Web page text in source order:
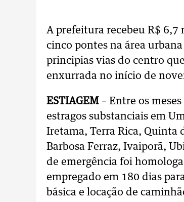
A prefeitura recebeu R$ 6,7
cinco pontes na área
principias vias do centro
enxurrada no início de
ESTIAGEM – Entre os
estragos substanciais em
Iretama, Terra Rica, Quinta
Barbosa Ferraz, Ivaiporã,
de emergência foi
empregado em 180 dias
básica e locação de